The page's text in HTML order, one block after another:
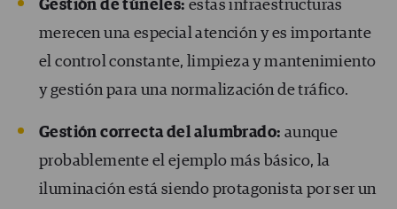
Gestión de túneles: estas infraestructuras
merecen una especial atención y es importante
el control constante, limpieza y mantenimiento
y gestión para una normalización de tráfico.
Gestión correcta del alumbrado: aunque
probablemente el ejemplo más básico, la
iluminación está siendo protagonista por ser un